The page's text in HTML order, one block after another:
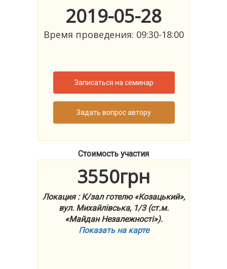
2019-05-28
Время проведения: 09:30-18:00
Записаться на семинар
Задать вопрос автору
Стоимость участия
3550грн
Локация : К/зал готелю «Козацький»,
вул. Михайлівська, 1/3 (ст.м.
«Майдан Незалежності»).
Показать на карте